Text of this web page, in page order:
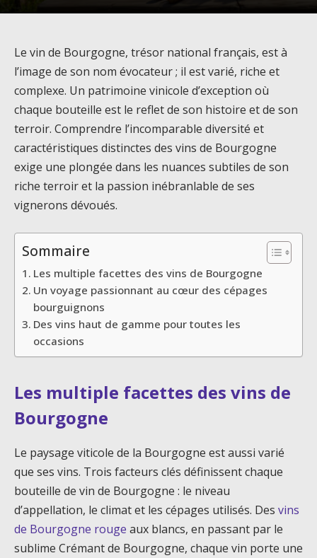
Le vin de Bourgogne, trésor national français, est à
l’image de son nom évocateur ; il est varié, riche et
complexe. Un patrimoine vinicole d’exception où
chaque bouteille est le reflet de son histoire et de son
terroir. Comprendre l’incomparable diversité et
caractéristiques distinctes des vins de Bourgogne
exige une plongée dans les nuances subtiles de son
riche terroir et la passion inébranlable de ses
vignerons dévoués.
Sommaire
Les multiple facettes des vins de Bourgogne
Un voyage passionnant au cœur des cépages
bourguignons
Des vins haut de gamme pour toutes les
occasions
Les multiple facettes des vins de
Bourgogne
Le paysage viticole de la Bourgogne est aussi varié
que ses vins. Trois facteurs clés définissent chaque
bouteille de vin de Bourgogne : le niveau
d’appellation, le climat et les cépages utilisés. Des vins
de Bourgogne rouge aux blancs, en passant par le
sublime Crémant de Bourgogne, chaque vin porte une